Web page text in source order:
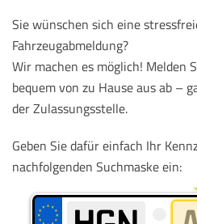
Sie wünschen sich eine
Fahrzeugabmeldung?
Wir machen es möglich! Melden
bequem von zu Hause aus ab –
der Zulassungsstelle.
Geben Sie dafür einfach Ihr
nachfolgenden Suchmaske ein: